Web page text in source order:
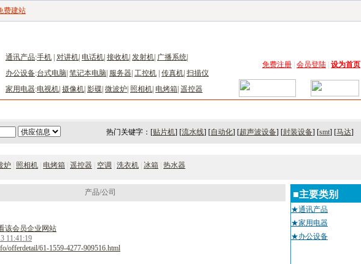
费建站
通讯产品:手机 对讲机 电话机 接收机 发射机 广播系统
办公设备:台式电脑 笔记本电脑 服务器 工控机 传真机 扫描仪
家用电器:电视机 摄像机 影碟 微波炉 照相机 电烤箱 遥控器
免费注册 会员登陆 设为首页
热门关键字：[贴片机] [流水线] [自动化] [超声波设备] [封装设备] [smt] [马达]
炉 照相机 电烤箱 遥控器 空调 洗衣机 冰箱 热水器
产品/公司
该会员企业网站
11:41:19
offerdetail/61-1559-4277-909516.html
■主要类别
★通讯产品
★家用电器
★办公设备